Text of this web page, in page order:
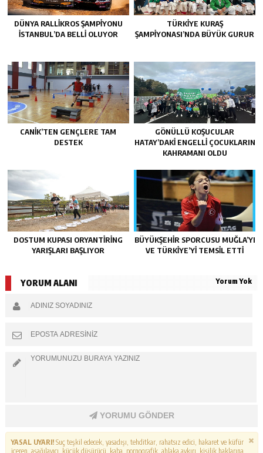
DÜNYA RALLIKROS ŞAMPIYONU
İSTANBUL’DA BELLI OLUYOR
TÜRKIYE KURAŞ
ŞAMPIYONASI’NDA BÜYÜK GURUR
CANIK’TEN GENÇLERE TAM
DESTEK
GÖNÜLLÜ KOŞUCULAR
HATAY’DAKI ENGELLI ÇOCUKLARIN
KAHRAMANI OLDU
DOSTUM KUPASI ORYANTIRING
YARIŞLARI BAŞLIYOR
BÜYÜKŞEHIR SPORCUSU MUĞLA’YI
VE TÜRKIYE’YI TEMSIL ETTI
YORUM ALANI Yorum Yok
YORUMU GÖNDER
YASAL UYARI!Suç teşkil edecek, yasadışı, tehditkar, rahatsız edici, hakaret ve küfür
içeren, aşağılayıcı, küçük düşürücü, kaba, pornografik, ahlaka aykırı, kişilik haklarına